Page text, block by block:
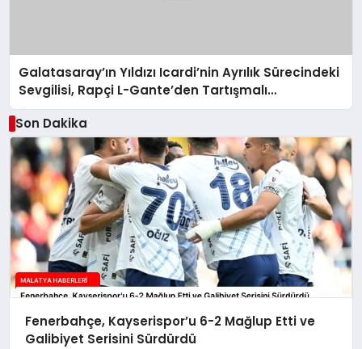
Galatasaray’ın Yıldızı Icardi’nin Ayrılık Sürecindeki
Sevgilisi, Rapçi L-Gante’den Tartışmalı
Açıklamalar
Son Dakika
Fenerbahçe, Kayserispor’u 6-2 Mağlup Etti ve
Galibiyet Serisini Sürdürdü